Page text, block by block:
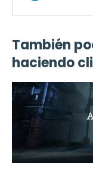
También
haciendo